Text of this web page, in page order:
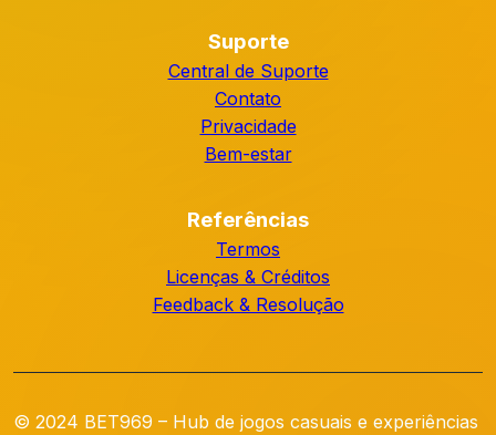
Suporte
Central de Suporte
Contato
Privacidade
Bem-estar
Referências
Termos
Licenças & Créditos
Feedback & Resolução
© 2024 BET969 – Hub de jogos casuais e experiências